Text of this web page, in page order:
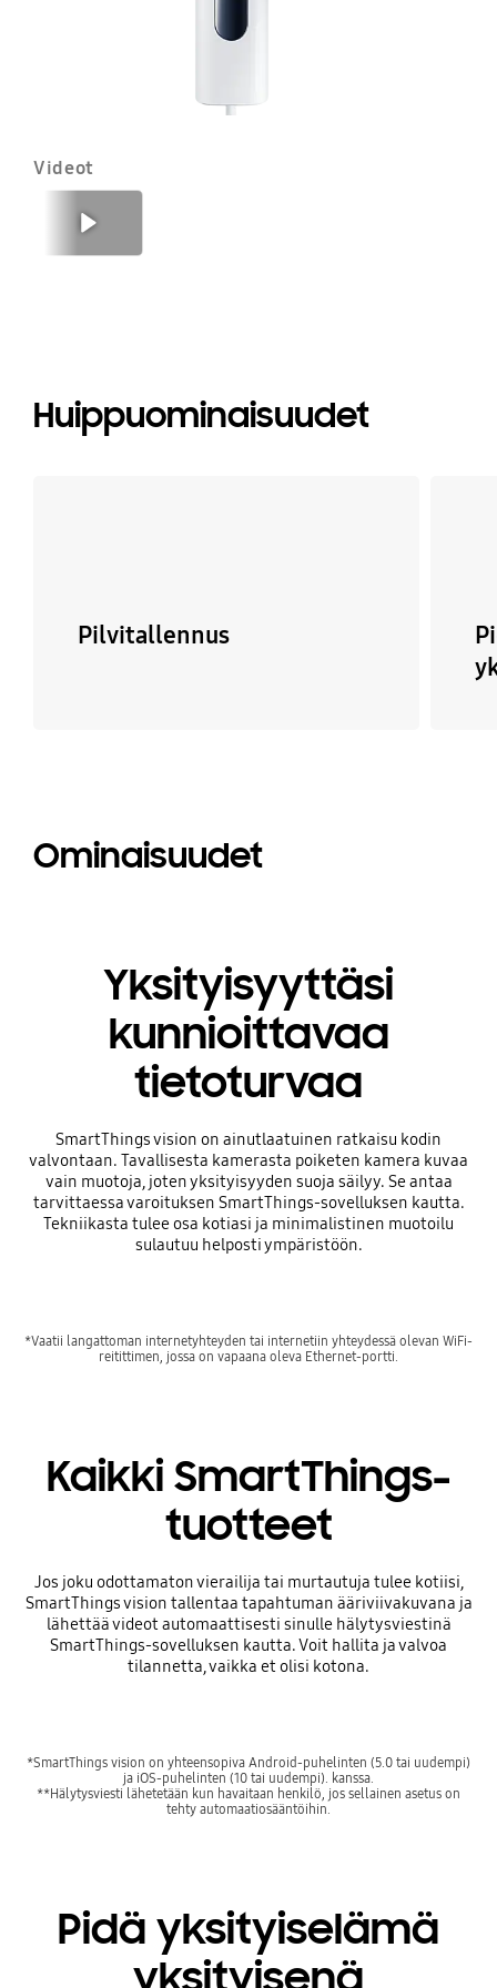
Videot
Huippuominaisuudet
Pilvitallennus
Ominaisuudet
Yksityisyyttäsi
kunnioittavaa
tietoturvaa
SmartThings vision on ainutlaatuinen ratkaisu kodin
valvontaan. Tavallisesta kamerasta poiketen kamera kuvaa
vain muotoja, joten yksityisyyden suoja säilyy. Se antaa
tarvittaessa varoituksen SmartThings-sovelluksen kautta.
Tekniikasta tulee osa kotiasi ja minimalistinen muotoilu
sulautuu helposti ympäristöön.
*Vaatii langattoman internetyhteyden tai internetiin yhteydessä olevan WiFi-
reitittimen, jossa on vapaana oleva Ethernet-portti.
Kaikki SmartThings-
tuotteet
Jos joku odottamaton vierailija tai murtautuja tulee kotiisi,
SmartThings vision tallentaa tapahtuman ääriviivakuvana ja
lähettää videot automaattisesti sinulle hälytysviestinä
SmartThings-sovelluksen kautta. Voit hallita ja valvoa
tilannetta, vaikka et olisi kotona.
*SmartThings vision on yhteensopiva Android-puhelinten (5.0 tai uudempi)
ja iOS-puhelinten (10 tai uudempi). kanssa.
**Hälytysviesti lähetetään kun havaitaan henkilö, jos sellainen asetus on
tehty automaatiosääntöihin.
Pidä yksityiselämä